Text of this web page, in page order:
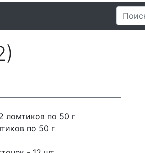
ломтиков по 50 г
по 50 г